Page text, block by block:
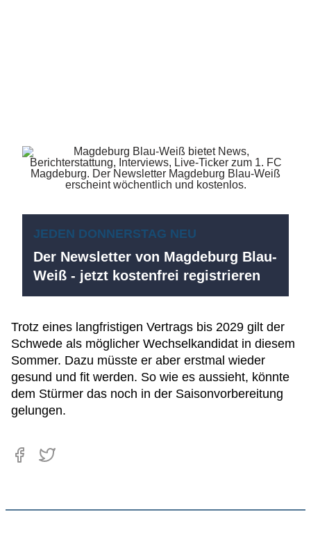
JEDEN DONNERSTAG NEU
Der Newsletter von Magdeburg Blau-
Weiß - jetzt kostenfrei registrieren
Trotz eines langfristigen Vertrags bis 2029 gilt der
Schwede als möglicher Wechselkandidat in diesem
Sommer. Dazu müsste er aber erstmal wieder
gesund und fit werden. So wie es aussieht, könnte
dem Stürmer das noch in der Saisonvorbereitung
gelungen.